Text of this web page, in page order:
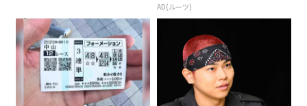
ン入りプレゼントあり)
AD(ルーツ)